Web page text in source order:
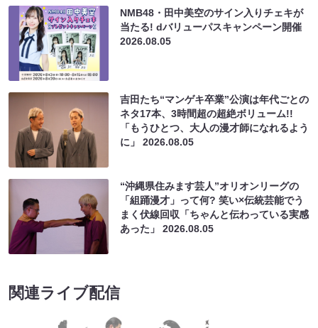
NMB48・田中美空のサイン入りチェキが
当たる! dバリューパスキャンペーン開催
2026.08.05
吉田たち“マンゲキ卒業”公演は年代ごとの
ネタ17本、3時間超の超絶ボリューム!!
「もうひとつ、大人の漫才師になれるよう
に」2026.08.05
“沖縄県住みます芸人”オリオンリーグの
「組踊漫才」って何? 笑い×伝統芸能でう
まく伏線回収「ちゃんと伝わっている実感
あった」2026.08.05
関連ライブ配信